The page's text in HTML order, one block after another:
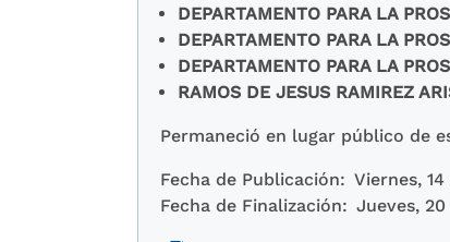
DEPARTAMENTO PARA LA
DEPARTAMENTO PARA LA
DEPARTAMENTO PARA LA
RAMOS DE JESUS RAMIREZ
Permaneció en lugar público de
Fecha de Publicación: Viernes,
Fecha de Finalización: Jueves,